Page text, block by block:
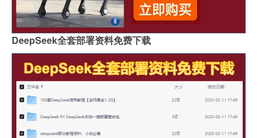
DeepSeek全套部署资料免费下载